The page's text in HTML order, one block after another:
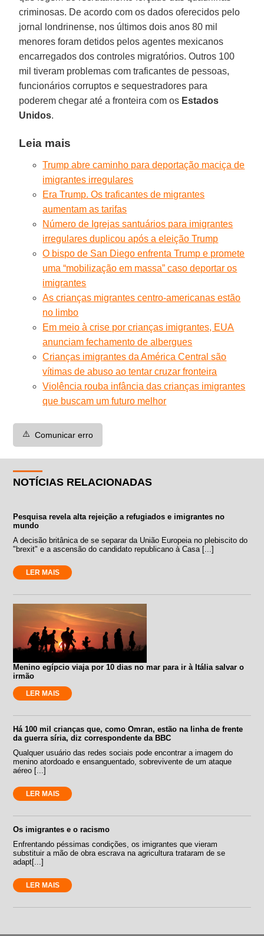
criminosas. De acordo com os dados oferecidos pelo
jornal londrinense, nos últimos dois anos 80 mil
menores foram detidos pelos agentes mexicanos
encarregados dos controles migratórios. Outros 100
mil tiveram problemas com traficantes de pessoas,
funcionários corruptos e sequestradores para
poderem chegar até a fronteira com os Estados
Unidos.
Leia mais
Trump abre caminho para deportação maciça de
imigrantes irregulares
Era Trump. Os traficantes de migrantes
aumentam as tarifas
Número de Igrejas santuários para imigrantes
irregulares duplicou após a eleição Trump
O bispo de San Diego enfrenta Trump e promete
uma “mobilização em massa” caso deportar os
imigrantes
As crianças migrantes centro-americanas estão
no limbo
Em meio à crise por crianças imigrantes, EUA
anunciam fechamento de albergues
Crianças imigrantes da América Central são
vítimas de abuso ao tentar cruzar fronteira
Violência rouba infância das crianças imigrantes
que buscam um futuro melhor
⚠️ Comunicar erro
NOTÍCIAS RELACIONADAS
Pesquisa revela alta rejeição a refugiados e imigrantes no
mundo
A decisão britânica de se separar da União Europeia no plebiscito do
"brexit" e a ascensão do candidato republicano à Casa [...]
LER MAIS
Menino egípcio viaja por 10 dias no mar para ir à Itália salvar o
irmão
LER MAIS
Há 100 mil crianças que, como Omran, estão na linha de frente
da guerra síria, diz correspondente da BBC
Qualquer usuário das redes sociais pode encontrar a imagem do
menino atordoado e ensanguentado, sobrevivente de um ataque
aéreo [...]
LER MAIS
Os imigrantes e o racismo
Enfrentando péssimas condições, os imigrantes que vieram
substituir a mão de obra escrava na agricultura trataram de se
adapt[...]
LER MAIS